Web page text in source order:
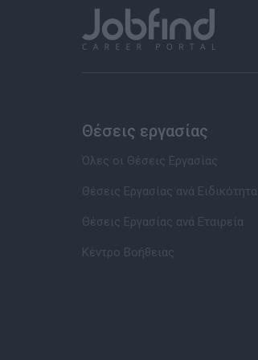
Θέσεις εργασίας
Όλες οι Θέσεις Εργασίας
Θέσεις Εργασίας ανά Ειδικότητα
Θέσεις Εργασίας ανά Εταιρεία
Κέντρο Βοήθειας